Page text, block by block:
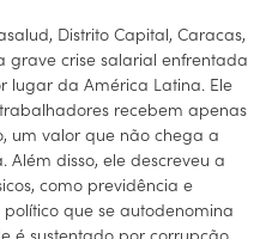
Distrito Capital, Caracas,
crise salarial enfrentada
lugar da América Latina. Ele
recebem apenas
um valor que não chega a
disso, ele descreveu a
como previdência e
que se autodenomina